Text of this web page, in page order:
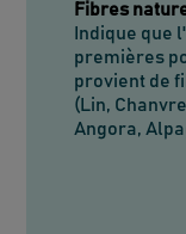
Fibres
Indique que
premières
provient de
(Lin,
Angora,